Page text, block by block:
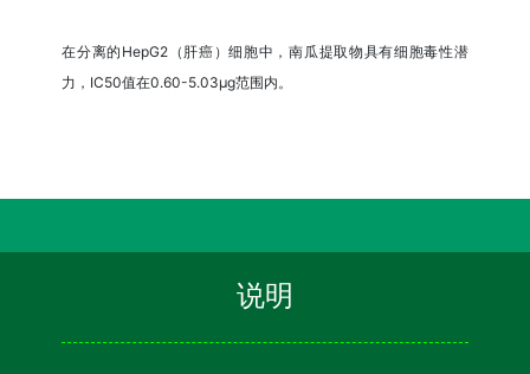
在分离的HepG2（肝癌）细胞中，南瓜提取物具有细胞毒性潜
力，IC50值在0.60-5.03μg范围内。
说明